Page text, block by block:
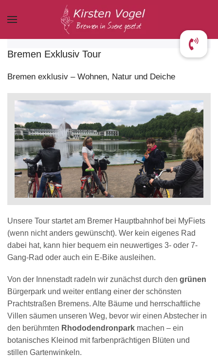
Zum Hauptinhalt springen
Bremen Exklusiv Tour
Bremen exklusiv – Wohnen, Natur und Deiche
Unsere Tour startet am Bremer Hauptbahnhof bei MyFiets
(wenn nicht anders gewünscht). Wer kein eigenes Rad
dabei hat, kann hier bequem ein neuwertiges 3- oder 7-
Gang-Rad oder auch ein E-Bike ausleihen.
Von der Innenstadt radeln wir zunächst durch den grünen
Bürgerpark und weiter entlang einer der schönsten
Prachtstraßen Bremens. Alte Bäume und herrschaftliche
Villen säumen unseren Weg, bevor wir einen Abstecher in
den berühmten Rhododendronpark machen – ein
botanisches Kleinod mit farbenprächtigen Blüten und
stillen Gartenwinkeln.